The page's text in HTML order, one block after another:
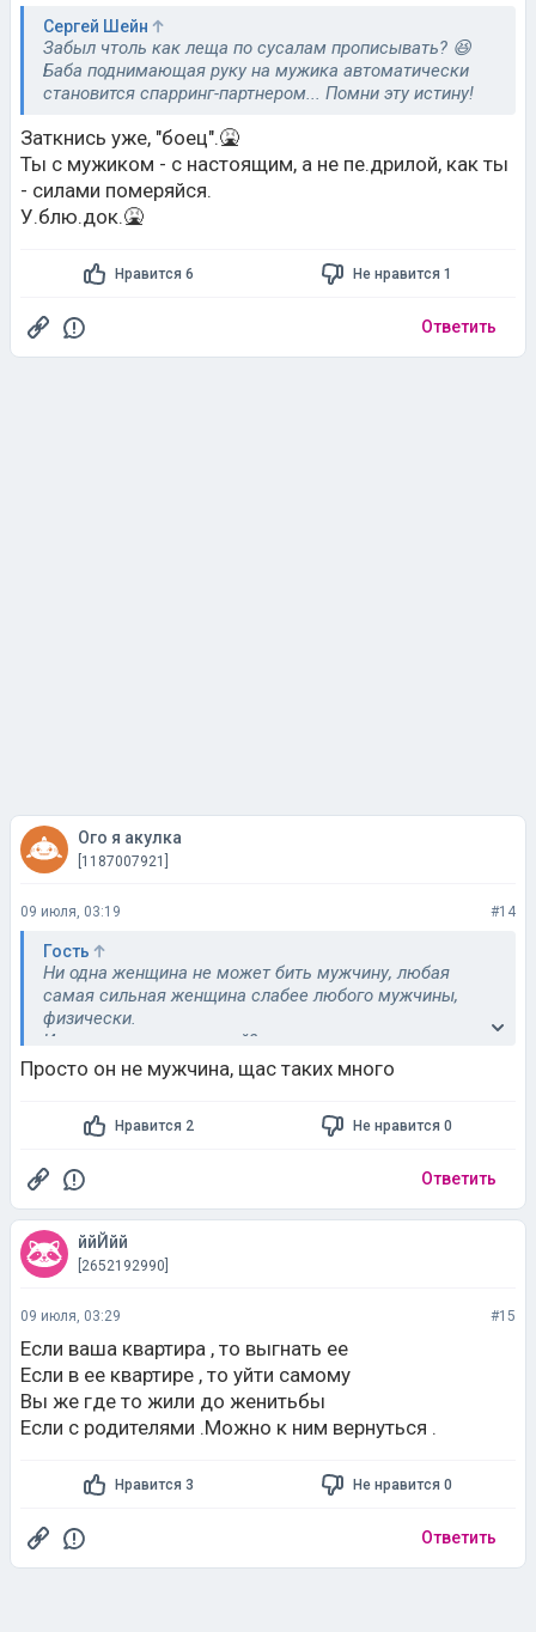
Сергей Шейн
Забыл чтоль как леща по сусалам прописывать? 😆
Баба поднимающая руку на мужика автоматически
становится спарринг-партнером... Помни эту истину!
Заткнись уже, "боец".🤮
Ты с мужиком - с настоящим, а не пе.дрилой, как ты
- силами померяйся.
У.блю.док.🤮
Нравится 6 Не нравится 1
Ответить
Ого я акулка
[1187007921]
09 июля, 03:19 #14
Гость
Ни одна женщина не может бить мужчину, любая
самая сильная женщина слабее любого мужчины,
физически.
Или ты инвалид лежачий?
Просто он не мужчина, щас таких много
Нравится 2 Не нравится 0
Ответить
ййЙйй
[2652192990]
09 июля, 03:29 #15
Если ваша квартира , то выгнать ее
Если в ее квартире , то уйти самому
Вы же где то жили до женитьбы
Если с родителями .Можно к ним вернуться .
Нравится 3 Не нравится 0
Ответить